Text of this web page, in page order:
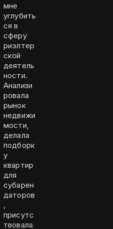
мне
углубить
ся в
сферу
риэлтер
ской
деятель
ности.
Анализи
ровала
рынок
недвижи
мости,
делала
подборк
у
квартир
для
субарен
даторов
,
присутс
твовала